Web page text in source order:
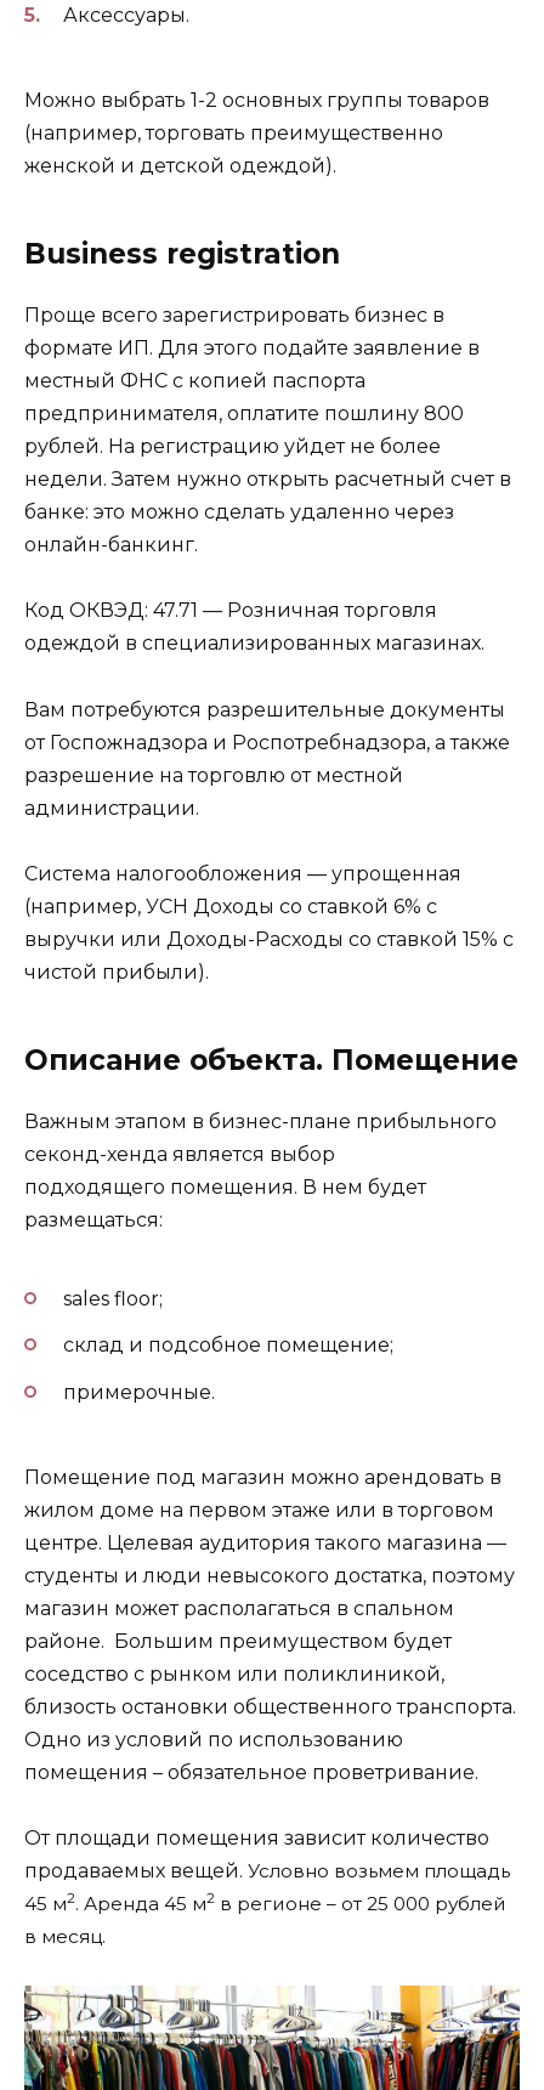
Аксессуары.
Можно выбрать 1-2 основных группы товаров
(например, торговать преимущественно
женской и детской одеждой).
Business registration
Проще всего зарегистрировать бизнес в
формате ИП. Для этого подайте заявление в
местный ФНС с копией паспорта
предпринимателя, оплатите пошлину 800
рублей. На регистрацию уйдет не более
недели. Затем нужно открыть расчетный счет в
банке: это можно сделать удаленно через
онлайн-банкинг.
Код ОКВЭД: 47.71 — Розничная торговля
одеждой в специализированных магазинах.
Вам потребуются разрешительные документы
от Госпожнадзора и Роспотребнадзора, а также
разрешение на торговлю от местной
администрации.
Система налогообложения — упрощенная
(например, УСН Доходы со ставкой 6% с
выручки или Доходы-Расходы со ставкой 15% с
чистой прибыли).
Описание объекта. Помещение
Важным этапом в бизнес-плане прибыльного
секонд-хенда является выбор
подходящего помещения. В нем будет
размещаться:
sales floor;
склад и подсобное помещение;
примерочные.
Помещение под магазин можно арендовать в
жилом доме на первом этаже или в торговом
центре. Целевая аудитория такого магазина —
студенты и люди невысокого достатка, поэтому
магазин может располагаться в спальном
районе. Большим преимуществом будет
соседство с рынком или поликлиникой,
близость остановки общественного транспорта.
Одно из условий по использованию
помещения – обязательное проветривание.
От площади помещения зависит количество
продаваемых вещей. Условно возьмем площадь
45 м2. Аренда 45 м2 в регионе – от 25 000 рублей
в месяц.